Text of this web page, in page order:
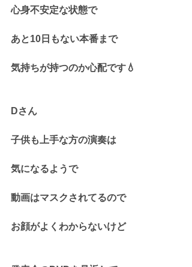
心身不安定な状態で
あと10日もない本番まで
気持ちが持つのか心配です💧
Dさん
子供も上手な方の演奏は
気になるようで
動画はマスクされてるので
お顔がよくわからないけど